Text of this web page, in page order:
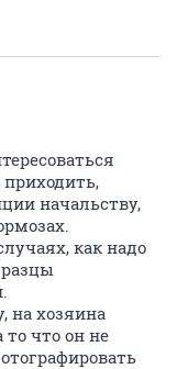
начальству,
как надо
на хозяина
то что он не